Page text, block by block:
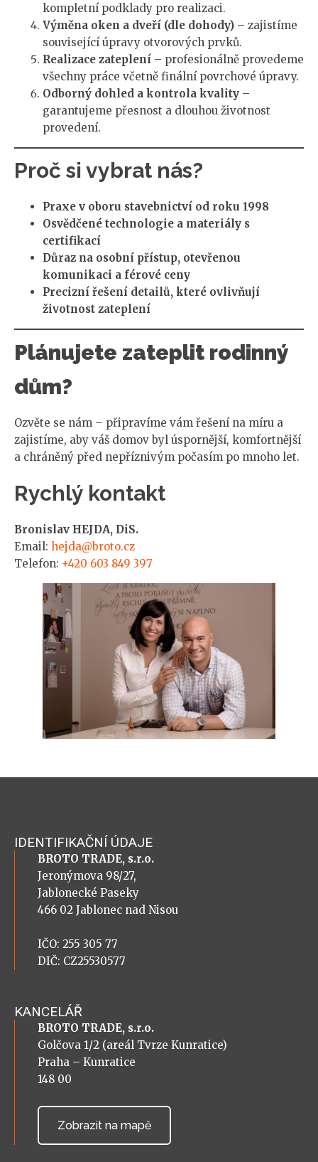
kompletní podklady pro realizaci.
Výměna oken a dveří (dle dohody) – zajistíme
související úpravy otvorových prvků.
Realizace zateplení – profesionálně provedeme
všechny práce včetně finální povrchové úpravy.
Odborný dohled a kontrola kvality –
garantujeme přesnost a dlouhou životnost
provedení.
Proč si vybrat nás?
Praxe v oboru stavebnictví od roku 1998
Osvědčené technologie a materiály s
certifikací
Důraz na osobní přístup, otevřenou
komunikaci a férové ceny
Precizní řešení detailů, které ovlivňují
životnost zateplení
Plánujete zateplit rodinný
dům?
Ozvěte se nám – připravíme vám řešení na míru a
zajistíme, aby váš domov byl úspornější, komfortnější
a chráněný před nepříznivým počasím po mnoho let.
Rychlý kontakt
Bronislav HEJDA, DiS.
Email: hejda@broto.cz
Telefon: +420 603 849 397
IDENTIFIKAČNÍ ÚDAJE
BROTO TRADE, s.r.o.
Jeronýmova 98/27,
Jablonecké Paseky
466 02 Jablonec nad Nisou
IČO: 255 305 77
DIČ: CZ25530577
KANCELÁŘ
BROTO TRADE, s.r.o.
Golčova 1/2 (areál Tvrze Kunratice)
Praha – Kunratice
148 00
Zobrazit na mapě